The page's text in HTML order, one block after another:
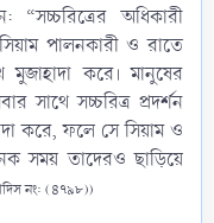
অধিকারী
পালনকারী ও রাতে
করে। মানুষের
সাথে সচ্চরিত্র প্রদর্শন
করে, ফলে সে সিয়াম ও
সময় তাদেরও ছাড়িয়ে
নং: (৪৭৯৮))